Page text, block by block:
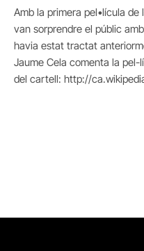
Amb la primera pel•lícula de
van sorprendre el públic
havia estat tractat
Jaume Cela comenta la
del cartell: http://